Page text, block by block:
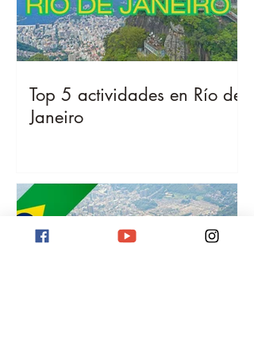
Top 5 actividades en Río de
Janeiro